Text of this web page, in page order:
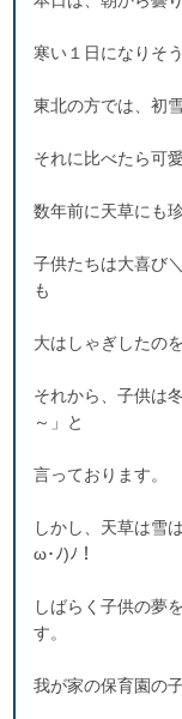
寒い１日になりそう
東北の方では、初
それに比べたら可
数年前に天草にも
子供たちは大喜
も
大はしゃぎしたの
それから、子供は
～」と
言っております。
しかし、天草は雪
ω･ﾉ)ﾉ！
しばらく子供の夢
す。
我が家の保育園の